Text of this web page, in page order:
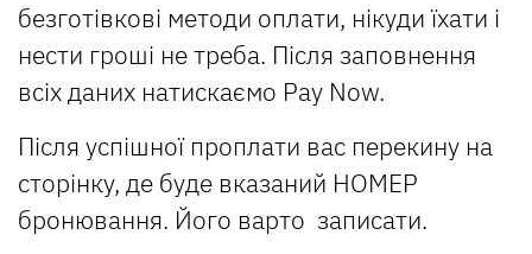
безготівкові методи оплати, нікуди їхати і
нести гроші не треба. Після заповнення
всіх даних натискаємо Pay Now.
Після успішної проплати вас перекину на
сторінку, де буде вказаний НОМЕР
бронювання. Його варто записати.